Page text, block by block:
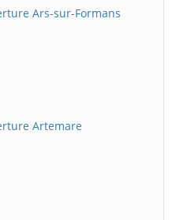
Ars-sur-Formans
Artemare